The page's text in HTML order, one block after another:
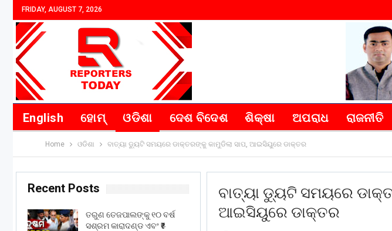
FRIDAY, AUGUST 7, 2026
English ହୋମ୍ ଓଡିଶା ଦେଶ ବିଦେଶ ଶିକ୍ଷା ଅପରାଧ ରାଜନୀତି
Home ଓଡିଶା ବାତ୍ୟା ଡ୍ୟୁଟି ସମୟରେ ଡାକ୍ତରଙ୍କୁ କାମୁଡିଲା ସାପ, ଆଇସିୟୁରେ ଡାକ୍ତର
ବାତ୍ୟା ଡ୍ୟୁଟି ସମୟରେ
ଆଇସିୟୁରେ ଡାକ୍ତର
Recent Posts
ତରୁଣ ତେଜପାଲଙ୍କୁ ୧୦ ବର୍ଷ
ସଶ୍ରମ କାରାଦଣ୍ଡ ଏବଂ ₹୫